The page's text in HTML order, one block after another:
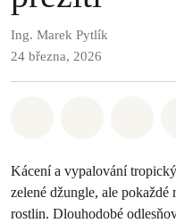
Ing. Marek Pytlík
24 března, 2026
Kácení a vypalování
zelené džungle, ale
rostlin. Dlouhodobé